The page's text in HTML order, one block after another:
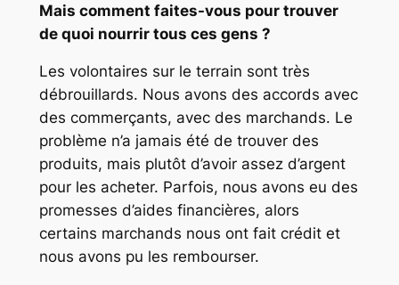
Mais comment faites-vous pour trouver
de quoi nourrir tous ces gens ?
Les volontaires sur le terrain sont très
débrouillards. Nous avons des accords avec
des commerçants, avec des marchands. Le
problème n’a jamais été de trouver des
produits, mais plutôt d’avoir assez d’argent
pour les acheter. Parfois, nous avons eu des
promesses d’aides financières, alors
certains marchands nous ont fait crédit et
nous avons pu les rembourser.